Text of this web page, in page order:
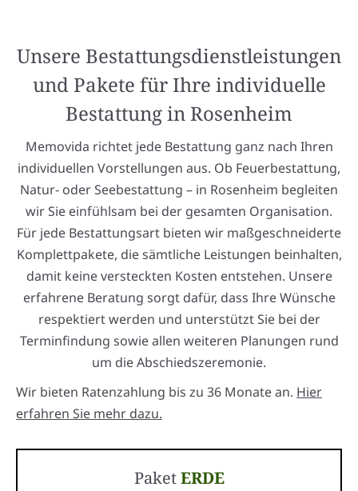
Unsere Bestattungsdienstleistungen
und Pakete für Ihre individuelle
Bestattung in Rosenheim
Memovida richtet jede Bestattung ganz nach Ihren
individuellen Vorstellungen aus. Ob Feuerbestattung,
Natur- oder Seebestattung – in Rosenheim begleiten
wir Sie einfühlsam bei der gesamten Organisation.
Für jede Bestattungsart bieten wir maßgeschneiderte
Komplettpakete, die sämtliche Leistungen beinhalten,
damit keine versteckten Kosten entstehen. Unsere
erfahrene Beratung sorgt dafür, dass Ihre Wünsche
respektiert werden und unterstützt Sie bei der
Terminfindung sowie allen weiteren Planungen rund
um die Abschiedszeremonie.
Wir bieten Ratenzahlung bis zu 36 Monate an. Hier
erfahren Sie mehr dazu.
PaketERDE